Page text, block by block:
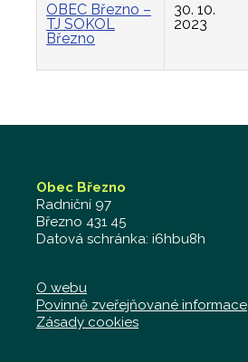
OBEC Březno –
TJ SOKOL
Březno
30. 10.
2023
Obec Březno
Radniční 97
Březno 431 45
Datová schránka: i6hbu8h
O webu
Povinně zveřejňované informace
Zásady cookies